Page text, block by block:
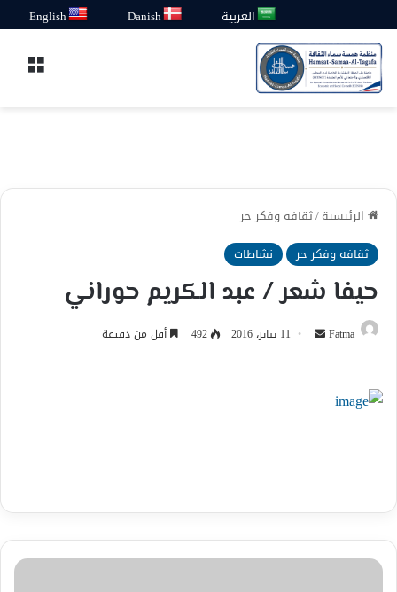
العربية Danish
English
الرئيسية/ثقافه وفكر حر
ثقافه وفكر حر
نشاطات
حيفا شعر / عبد الكريم حوراني
Fatma
أرسل 11 يناير، 2016 492 أقل من دقيقة
خليعُ